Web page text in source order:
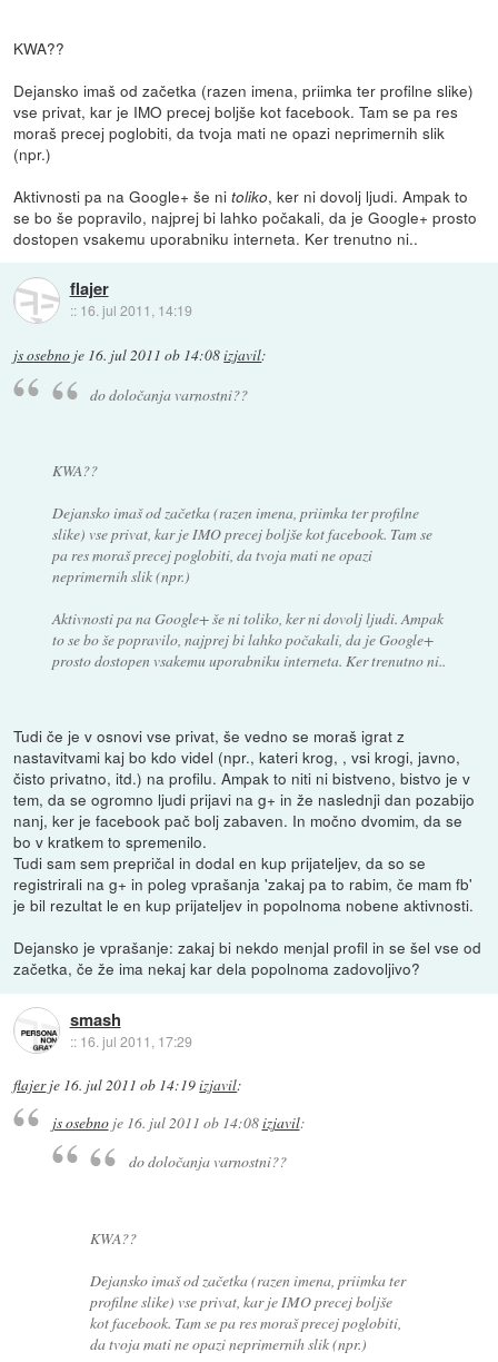
KWA??
Dejansko imaš od začetka (razen imena, priimka ter profilne slike)
vse privat, kar je IMO precej boljše kot facebook. Tam se pa res
moraš precej poglobiti, da tvoja mati ne opazi neprimernih slik
(npr.)
Aktivnosti pa na Google+ še nitoliko, ker ni dovolj ljudi. Ampak to
se bo še popravilo, najprej bi lahko počakali, da je Google+ prosto
dostopen vsakemu uporabniku interneta. Ker trenutno ni..
flajer
:: 16. jul 2011, 14:19
js osebno je 16. jul 2011 ob 14:08izjavil:
do določanja varnostni??
KWA??
Dejansko imaš od začetka (razen imena, priimka ter profilne
slike) vse privat, kar je IMO precej boljše kot facebook. Tam se
pa res moraš precej poglobiti, da tvoja mati ne opazi
neprimernih slik (npr.)
Aktivnosti pa na Google+ še nitoliko, ker ni dovolj ljudi. Ampak
to se bo še popravilo, najprej bi lahko počakali, da je Google+
prosto dostopen vsakemu uporabniku interneta. Ker trenutno ni..
Tudi če je v osnovi vse privat, še vedno se moraš igrat z
nastavitvami kaj bo kdo videl (npr., kateri krog, , vsi krogi, javno,
čisto privatno, itd.) na profilu. Ampak to niti ni bistveno, bistvo je v
tem, da se ogromno ljudi prijavi na g+ in že naslednji dan pozabijo
nanj, ker je facebook pač bolj zabaven. In močno dvomim, da se
bo v kratkem to spremenilo.
Tudi sam sem prepričal in dodal en kup prijateljev, da so se
registrirali na g+ in poleg vprašanja 'zakaj pa to rabim, če mam fb'
je bil rezultat le en kup prijateljev in popolnoma nobene aktivnosti.
Dejansko je vprašanje: zakaj bi nekdo menjal profil in se šel vse od
začetka, če že ima nekaj kar dela popolnoma zadovoljivo?
smash
:: 16. jul 2011, 17:29
flajerje 16. jul 2011 ob 14:19izjavil:
js osebnoje 16. jul 2011 ob 14:08izjavil:
do določanja varnostni??
KWA??
Dejansko imaš od začetka (razen imena, priimka ter
profilne slike) vse privat, kar je IMO precej boljše
kot facebook. Tam se pa res moraš precej poglobiti,
da tvoja mati ne opazi neprimernih slik (npr.)